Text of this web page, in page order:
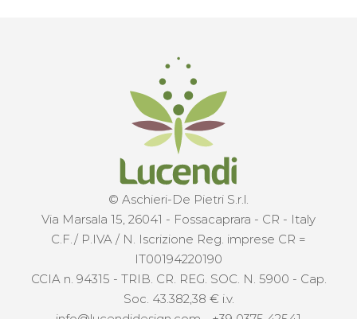
© Aschieri-De Pietri S.r.l.
Via Marsala 15, 26041 - Fossacaprara - CR - Italy
C.F./ P.IVA / N. Iscrizione Reg. imprese CR =
IT00194220190
CCIA n. 94315 - TRIB. CR. REG. SOC. N. 5900 - Cap.
Soc. 43.382,38 € i.v.